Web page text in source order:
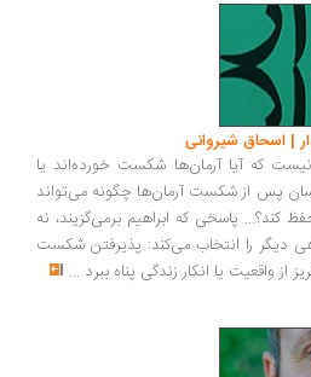
| اسحاق شیروانی
که آیا آرمان‌ها شکست خورده‌اند یا
پس از شکست آرمان‌ها چگونه می‌تواند
کند؟... پاسخی که ابراهیم برمی‌گزیند، نه
دیگر را انتخاب می‌کند: پذیرفتن شکست
از واقعیت یا انکار زندگی پناه ببرد ...